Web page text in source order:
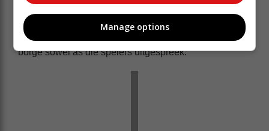
Die voorsitter van die Wesbank-tennisklub, Louis Uys,
het die toernooi as baie geslaagd beskryf en sy dank
teenoor die hoofborg, Pam Golding Eiendomme, al die
borge sowel as die spelers uitgespreek.
Manage options